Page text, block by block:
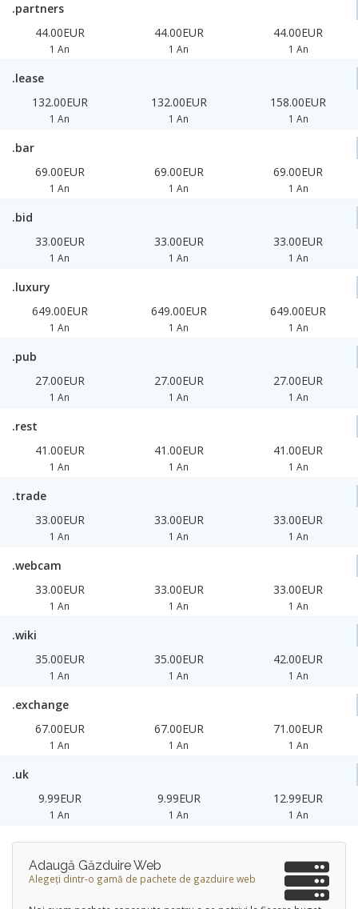
.partners
44.00EUR
1 An
44.00EUR
1 An
44.00EUR
1 An
.lease
132.00EUR
1 An
132.00EUR
1 An
158.00EUR
1 An
.bar
69.00EUR
1 An
69.00EUR
1 An
69.00EUR
1 An
.bid
33.00EUR
1 An
33.00EUR
1 An
33.00EUR
1 An
.luxury
649.00EUR
1 An
649.00EUR
1 An
649.00EUR
1 An
.pub
27.00EUR
1 An
27.00EUR
1 An
27.00EUR
1 An
.rest
41.00EUR
1 An
41.00EUR
1 An
41.00EUR
1 An
.trade
33.00EUR
1 An
33.00EUR
1 An
33.00EUR
1 An
.webcam
33.00EUR
1 An
33.00EUR
1 An
33.00EUR
1 An
.wiki
35.00EUR
1 An
35.00EUR
1 An
42.00EUR
1 An
.exchange
67.00EUR
1 An
67.00EUR
1 An
71.00EUR
1 An
.uk
9.99EUR
1 An
9.99EUR
1 An
12.99EUR
1 An
Adaugă Găzduire Web
Alegeți dintr-o gamă de pachete de gazduire web